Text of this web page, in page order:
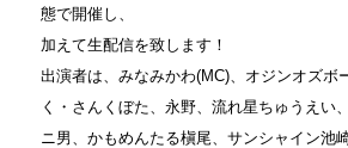
態で開催し、
加えて生配信を致します！
出演者は、みなみかわ(MC)、オジンオズボ
く・さんくぼた、永野、流れ星ちゅうえい
ニ男、かもめんたる槇尾、サンシャイン池